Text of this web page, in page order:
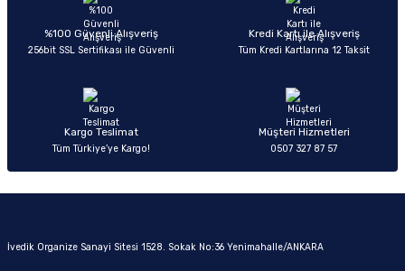
%100 Güvenli Alışveriş
256bit SSL Sertifikası ile Güvenli
Kredi Kartı ile Alışveriş
Tüm Kredi Kartlarına 12 Taksit
Kargo Teslimat
Tüm Türkiye’ye Kargo!
Müşteri Hizmetleri
0507 327 87 57
İvedik Organize Sanayi Sitesi 1528. Sokak No:36 Yenimahalle/ANKARA